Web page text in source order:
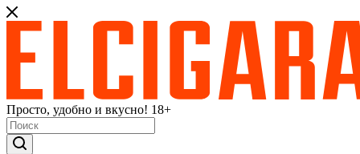
Просто, удобно и вкусно! 18+